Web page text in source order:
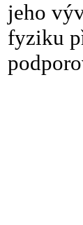
jeho
fyziku